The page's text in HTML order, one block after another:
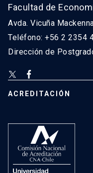
Facultad de
Avda. Vicuña
Teléfono: +56 2 2354
Dirección de
ACREDITACIÓN